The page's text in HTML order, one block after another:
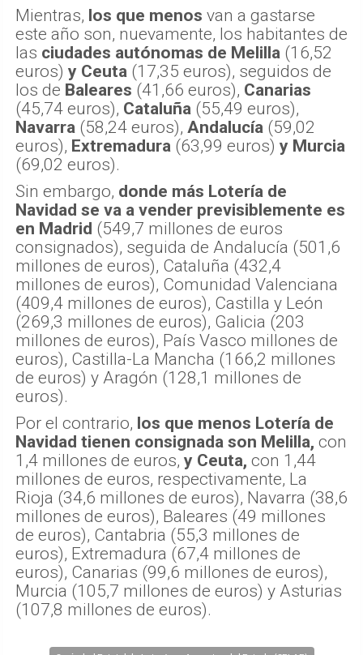
Mientras, los que menos van a gastarse
este año son, nuevamente, los habitantes de
las ciudades autónomas de Melilla (16,52
euros) y Ceuta (17,35 euros), seguidos de
los de Baleares (41,66 euros), Canarias
(45,74 euros), Cataluña (55,49 euros),
Navarra (58,24 euros), Andalucía (59,02
euros), Extremadura (63,99 euros) y Murcia
(69,02 euros).
Sin embargo, donde más Lotería de
Navidad se va a vender previsiblemente es
en Madrid (549,7 millones de euros
consignados), seguida de Andalucía (501,6
millones de euros), Cataluña (432,4
millones de euros), Comunidad Valenciana
(409,4 millones de euros), Castilla y León
(269,3 millones de euros), Galicia (203
millones de euros), País Vasco millones de
euros), Castilla-La Mancha (166,2 millones
de euros) y Aragón (128,1 millones de
euros).
Por el contrario, los que menos Lotería de
Navidad tienen consignada son Melilla, con
1,4 millones de euros, y Ceuta, con 1,44
millones de euros, respectivamente, La
Rioja (34,6 millones de euros), Navarra (38,6
millones de euros), Baleares (49 millones
de euros), Cantabria (55,3 millones de
euros), Extremadura (67,4 millones de
euros), Canarias (99,6 millones de euros),
Murcia (105,7 millones de euros) y Asturias
(107,8 millones de euros).